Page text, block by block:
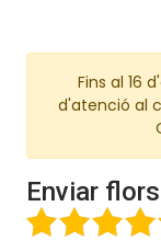
Fins al 16
d'atenció al
Enviar